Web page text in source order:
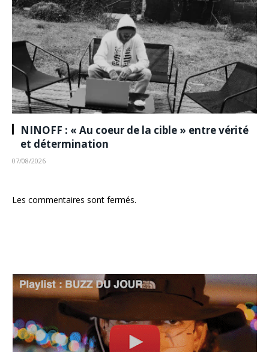
NINOFF : « Au coeur de la cible » entre vérité
et détermination
07/08/2026
Les commentaires sont fermés.